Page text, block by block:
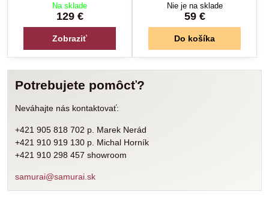
Na sklade
129 €
Zobraziť
Nie je na sklade
59 €
Do košíka
Potrebujete pomôcť?
Neváhajte nás kontaktovať:
+421 905 818 702 p. Marek Nerád
+421 910 919 130 p. Michal Horník
+421 910 298 457 showroom
samurai@samurai.sk